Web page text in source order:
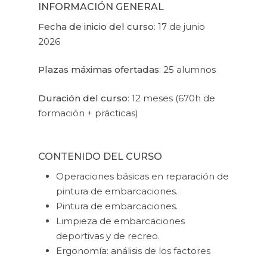
INFORMACIÓN GENERAL
Fecha de inicio del curso: 17 de junio
2026
Plazas máximas ofertadas: 25 alumnos
Duración del curso: 12 meses (670h de
formación + prácticas)
CONTENIDO DEL CURSO
Operaciones básicas en reparación de
pintura de embarcaciones.
Pintura de embarcaciones.
Limpieza de embarcaciones
deportivas y de recreo.
Ergonomía: análisis de los factores